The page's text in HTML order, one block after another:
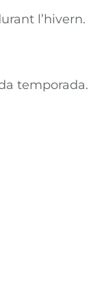
l’hivern.
temporada.